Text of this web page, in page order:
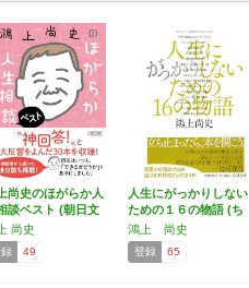
尚史のほがらか人
談ベスト (朝日文
尚史
49
人生にがっかりしない
ための１６の物語 (ち
く…
鴻上 尚史
登録 65